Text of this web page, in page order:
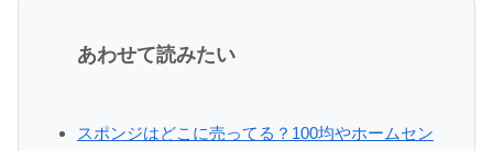
あわせて読みたい
スポンジはどこに売ってる？100均やホームセン